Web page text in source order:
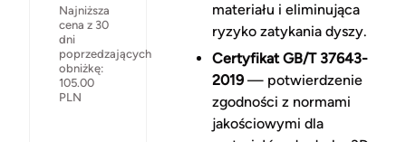
Najniższa
cena z 30
dni
poprzedzających
obniżkę:
105.00
PLN
materiału i eliminująca
ryzyko zatykania dyszy.
Certyfikat GB/T 37643-
2019— potwierdzenie
zgodności z normami
jakościowymi dla